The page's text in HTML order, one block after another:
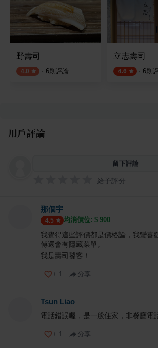
野壽司
4.0 · 6則評論
立志壽司
4.6 · 6則
用戶評論
留下評論
給予評分
那個宇
4.5 均消價位: $ 900
我覺得這些評價都是價格論，我蠻喜
傅還會有隱藏菜單。
我是壽司饕客！
+ 1 分享
Tsun Liao
電話錯誤喔，是一般住家，非餐廳電
+ 1 分享